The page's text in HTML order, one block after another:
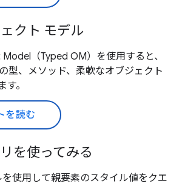
クト モデル
（Typed OM）を使用すると、
型、メソッド、柔軟なオブジェクト
。
を読む
を使ってみる
使用して親要素のスタイル値をクエ